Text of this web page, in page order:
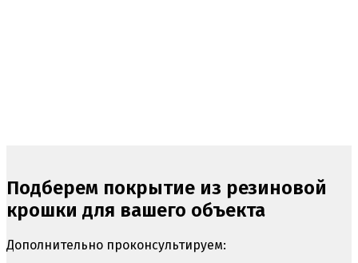
Подберем покрытие из резиновой
крошки для вашего объекта
Дополнительно проконсультируем: